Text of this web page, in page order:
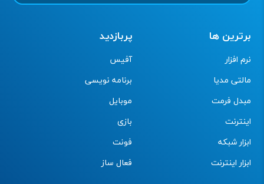
برترین ها
نرم افزار
مالتی مدیا
مبدل فرمت
اینترنت
ابزار شبکه
ابزار اینترنت
پربازدید
آفیس
برنامه نویسی
موبایل
بازی
فونت
فعال ساز